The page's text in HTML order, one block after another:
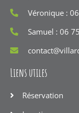
Véronique :
Samuel : 06
Liens utiles
Réservation